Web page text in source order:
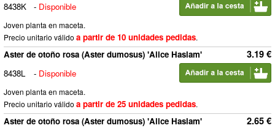
8438K
- Disponible
Joven planta en maceta.
Precio unitario válido a partir de 10 unidades pedidas.
3.19 €
Aster de otoño rosa (Aster dumosus) 'Alice Haslam'
8438L
- Disponible
Joven planta en maceta.
Precio unitario válido a partir de 25 unidades pedidas.
2.65 €
Aster de otoño rosa (Aster dumosus) 'Alice Haslam'